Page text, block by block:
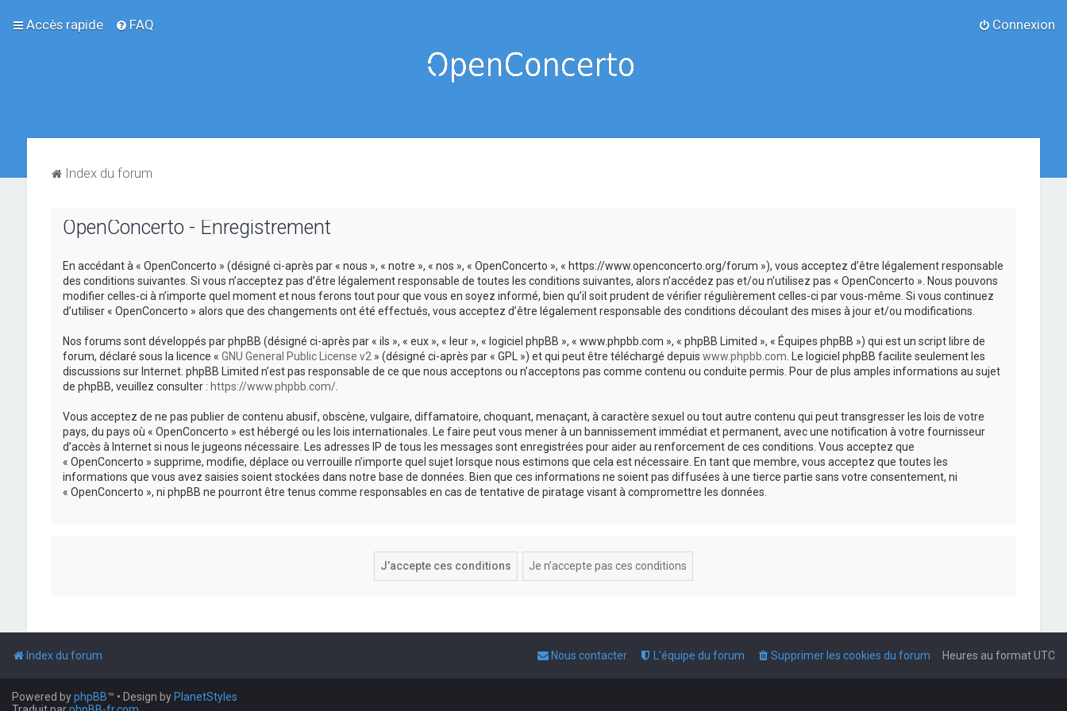
Accès rapide FAQ Connexion
Index du forum
OpenConcerto - Enregistrement
En accédant à « OpenConcerto » (désigné ci-après par « nous », « notre », « nos », « OpenConcerto », « https://www.openconcerto.org/forum »), vous acceptez d’être légalement responsable
des conditions suivantes. Si vous n’acceptez pas d’être légalement responsable de toutes les conditions suivantes, alors n’accédez pas et/ou n’utilisez pas « OpenConcerto ». Nous pouvons
modifier celles-ci à n’importe quel moment et nous ferons tout pour que vous en soyez informé, bien qu’il soit prudent de vérifier régulièrement celles-ci par vous-même. Si vous continuez
d’utiliser « OpenConcerto » alors que des changements ont été effectués, vous acceptez d’être légalement responsable des conditions découlant des mises à jour et/ou modifications.
Nos forums sont développés par phpBB (désigné ci-après par « ils », « eux », « leur », « logiciel phpBB », « www.phpbb.com », « phpBB Limited », « Équipes phpBB ») qui est un script libre de
forum, déclaré sous la licence « GNU General Public License v2 » (désigné ci-après par « GPL ») et qui peut être téléchargé depuis www.phpbb.com . Le logiciel phpBB facilite seulement les
discussions sur Internet. phpBB Limited n’est pas responsable de ce que nous acceptons ou n’acceptons pas comme contenu ou conduite permis. Pour de plus amples informations au sujet
de phpBB, veuillez consulter : https://www.phpbb.com/.
Vous acceptez de ne pas publier de contenu abusif, obscène, vulgaire, diffamatoire, choquant, menaçant, à caractère sexuel ou tout autre contenu qui peut transgresser les lois de votre
pays, du pays où « OpenConcerto » est hébergé ou les lois internationales. Le faire peut vous mener à un bannissement immédiat et permanent, avec une notification à votre fournisseur
d’accès à Internet si nous le jugeons nécessaire. Les adresses IP de tous les messages sont enregistrées pour aider au renforcement de ces conditions. Vous acceptez que
« OpenConcerto » supprime, modifie, déplace ou verrouille n’importe quel sujet lorsque nous estimons que cela est nécessaire. En tant que membre, vous acceptez que toutes les
informations que vous avez saisies soient stockées dans notre base de données. Bien que ces informations ne soient pas diffusées à une tierce partie sans votre consentement, ni
« OpenConcerto », ni phpBB ne pourront être tenus comme responsables en cas de tentative de piratage visant à compromettre les données.
Index du forum Heures au formatUTC
Supprimer les cookies du forum
L’équipe du forum
Nous contacter
Powered byphpBB™ • Design by PlanetStyles